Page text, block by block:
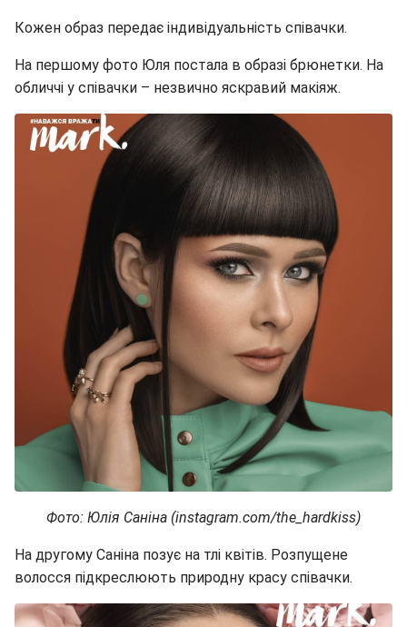
Кожен образ передає індивідуальність співачки.
На першому фото Юля постала в образі брюнетки. На
обличчі у співачки – незвично яскравий макіяж.
Фото: Юлія Саніна (instagram.com/the_hardkiss)
На другому Саніна позує на тлі квітів. Розпущене
волосся підкреслюють природну красу співачки.